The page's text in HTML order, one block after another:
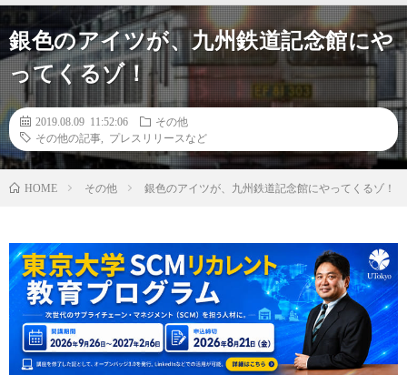
銀色のアイツが、九州鉄道記念館にや
ってくるゾ！
2019.08.09 11:52:06
その他
その他の記事
プレスリリースなど
HOME その他 銀色のアイツが、九州鉄道記念館にやってくるゾ！